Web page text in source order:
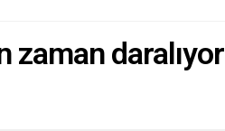
zaman daralıyor